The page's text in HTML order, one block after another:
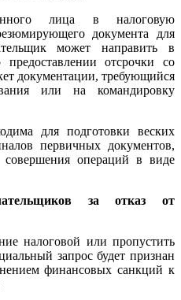
лица в налоговую
документа для
может направить в
отсрочки со
документации, требующийся
или на командировку
для подготовки веских
первичных документов,
операций в виде
за отказ от
налоговой или пропустить
запрос будет признан
финансовых санкций к